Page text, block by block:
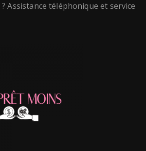
Assistance téléphonique et service